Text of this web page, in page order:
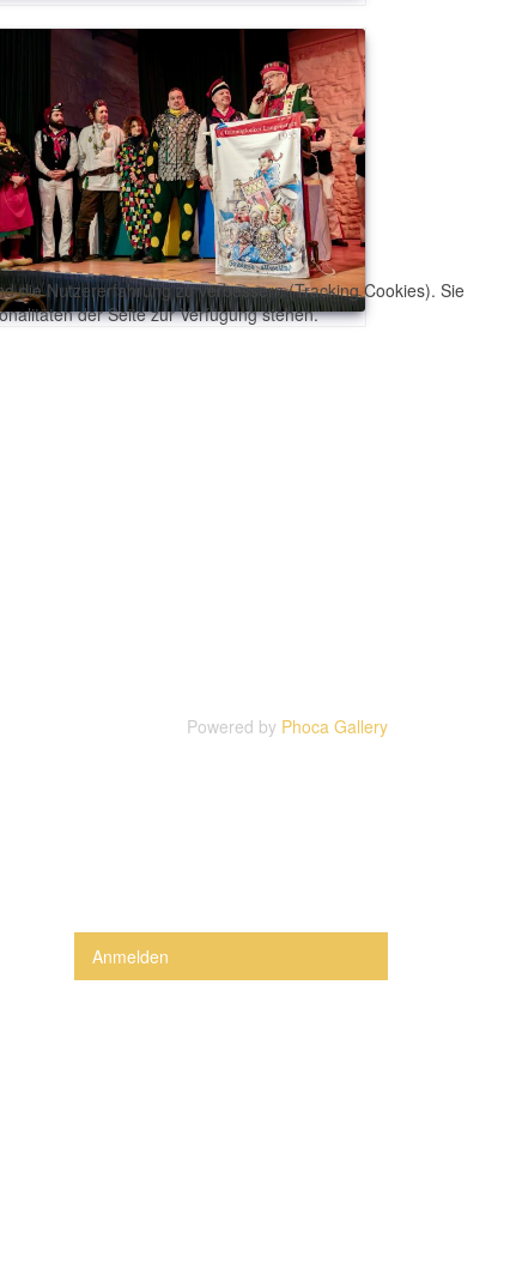
Powered by Phoca Gallery
Anmelden
die Nutzererfahrung zu verbessern (Tracking Cookies). Sie
der Seite zur Verfügung stehen.